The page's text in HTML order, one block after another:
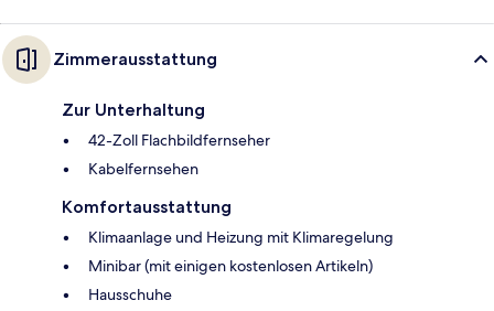
Zimmerausstattung
Zur Unterhaltung
42-Zoll Flachbildfernseher
Kabelfernsehen
Komfortausstattung
Klimaanlage und Heizung mit Klimaregelung
Minibar (mit einigen kostenlosen Artikeln)
Hausschuhe